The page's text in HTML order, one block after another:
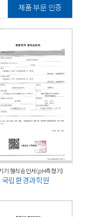
제품 부문 인증
기 형식승인서(pH측정기)
국립환경과학원